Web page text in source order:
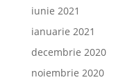
iunie 2021
ianuarie 2021
decembrie 2020
noiembrie 2020